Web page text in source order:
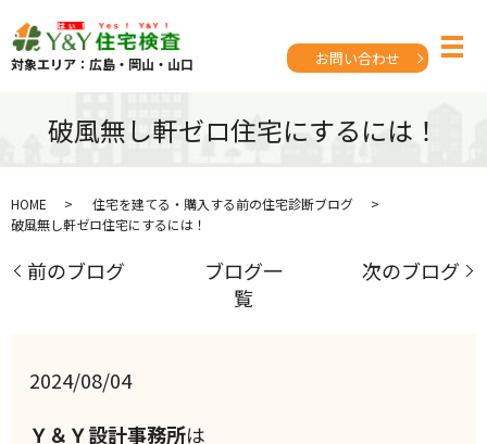
対象エリア：広島・岡山・山口 お問い合わせ
破風無し軒ゼロ住宅にするには！
HOME
住宅を建てる・購入する前の住宅診断ブログ
破風無し軒ゼロ住宅にするには！
前のブログ
ブログ一
覧
次のブログ
2024/08/04
Ｙ＆Ｙ設計事務所は